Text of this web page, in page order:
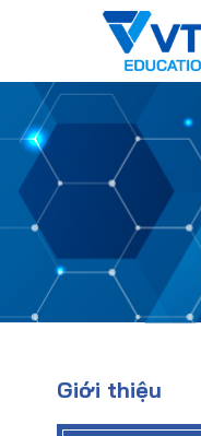
Giới thiệu